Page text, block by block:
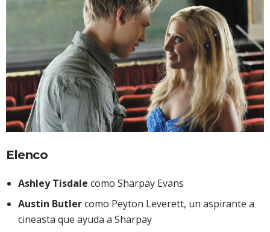
Elenco
Ashley Tisdale como Sharpay Evans
Austin Butlercomo Peyton Leverett, un aspirante a
cineasta que ayuda a Sharpay